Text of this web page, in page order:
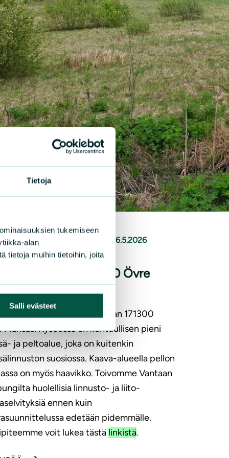
Tietoja
tukemiseen
alan
tietoja muihin tietoihin, joita
Salli evästeet
26.5.2026
kaavaan 171300 Övre
20.5. mielipiteen kaavaan 171300
Månsas. Kyseessä on kohtuullisen pieni
ja peltoalue, joka on kuitenkin
suosiossa. Kaava-alueella pellon
on myös haavikko. Toivomme Vantaan
huolellisia linnusto- ja liito-
ennen kuin
edetään pidemmälle.
voit lukea tästä linkistä.